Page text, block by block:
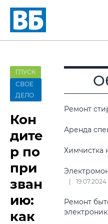
ГЛУСК
СВОЕ
ДЕЛО
Кон
дите
р по
при
зван
ию:
как
Ремонт
Аренда
Химчистка
19.07.2024
Ремонт